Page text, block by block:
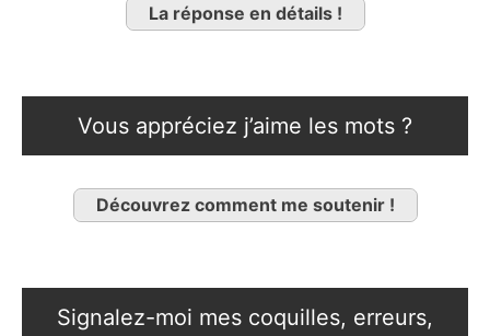
La réponse en détails !
Vous appréciez j’aime les mots ?
Découvrez comment me soutenir !
Signalez-moi mes coquilles, erreurs,